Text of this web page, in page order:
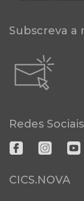
Subscreva a
Redes Sociais
CICS.NOVA